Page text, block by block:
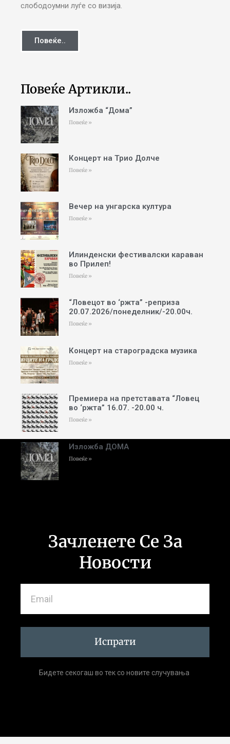
слободоумни луѓе со визија.
Повеќе..
Повеќе Артикли..
Изложба “Дома”
Повеќе »
Концерт на Трио Долче
Повеќе »
Вечер на унгарска култура
Повеќе »
Илинденски фестивалски караван
во Прилеп!
Повеќе »
“Ловецот во ‘ржта” -реприза
20.07.2026/понеделник/-20.00ч.
Повеќе »
Концерт на староградска музика
Повеќе »
Премиера на претставата “Ловец
во ‘ржта” 16.07. -20.00 ч.
Повеќе »
Изложба ДОМА
Повеќе »
Зачленете Се За
Новости
Испрати
Бидете секогаш во тек со новите случувања